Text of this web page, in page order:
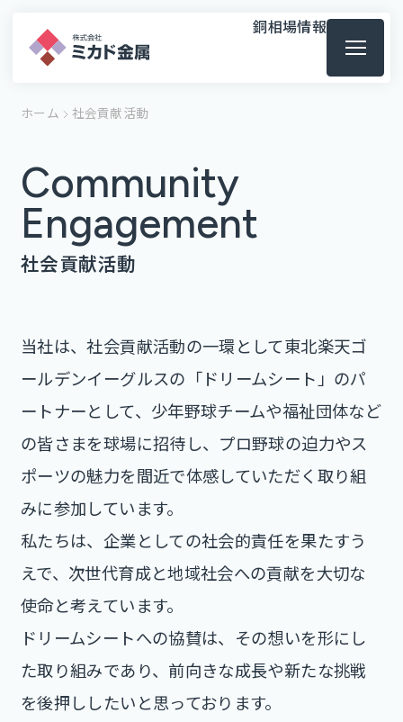
銅相場情報
ホーム 社会貢献活動
Community
Engagement
社会貢献活動
当社は、社会貢献活動の一環として東北楽天ゴ
ールデンイーグルスの「ドリームシート」のパ
ートナーとして、少年野球チームや福祉団体など
の皆さまを球場に招待し、プロ野球の迫力やス
ポーツの魅力を間近で体感していただく取り組
みに参加しています。
私たちは、企業としての社会的責任を果たすう
えで、次世代育成と地域社会への貢献を大切な
使命と考えています。
ドリームシートへの協賛は、その想いを形にし
た取り組みであり、前向きな成長や新たな挑戦
を後押ししたいと思っております。